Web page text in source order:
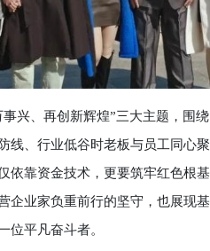
、再创新辉煌”三大主题，围绕
线、行业低谷时老板与员工同心
依靠资金技术，更要筑牢红色根
企业家负重前行的坚守，也展现
位平凡奋斗者。